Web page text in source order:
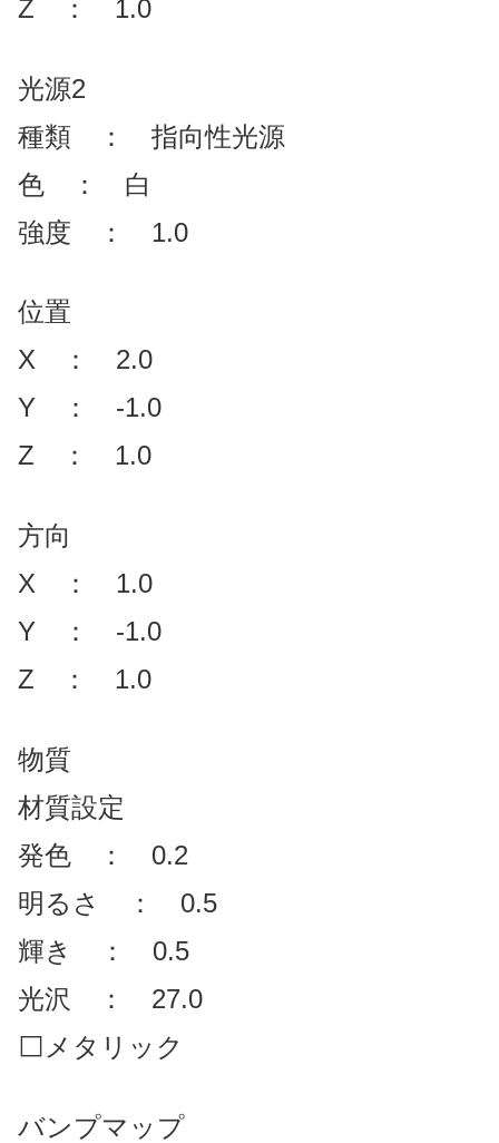
Z ： 1.0
光源2
種類 ： 指向性光源
色 ： 白
強度 ： 1.0
位置
X ： 2.0
Y ： -1.0
Z ： 1.0
方向
X ： 1.0
Y ： -1.0
Z ： 1.0
物質
材質設定
発色 ： 0.2
明るさ ： 0.5
輝き ： 0.5
光沢 ： 27.0
⬜メタリック
バンプマップ